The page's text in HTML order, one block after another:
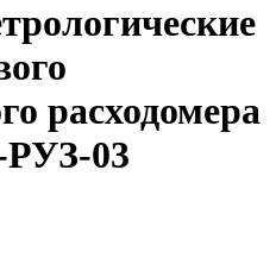
расходомера
03